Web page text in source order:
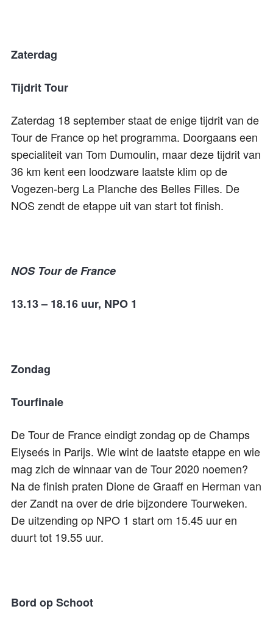
Zaterdag
Tijdrit Tour
Zaterdag 18 september staat de enige tijdrit van de
Tour de France op het programma. Doorgaans een
specialiteit van Tom Dumoulin, maar deze tijdrit van
36 km kent een loodzware laatste klim op de
Vogezen-berg La Planche des Belles Filles. De
NOS zendt de etappe uit van start tot finish.
NOS Tour de France
13.13 – 18.16 uur, NPO 1
Zondag
Tourfinale
De Tour de France eindigt zondag op de Champs
Elyseés in Parijs. Wie wint de laatste etappe en wie
mag zich de winnaar van de Tour 2020 noemen?
Na de finish praten Dione de Graaff en Herman van
der Zandt na over de drie bijzondere Tourweken.
De uitzending op NPO 1 start om 15.45 uur en
duurt tot 19.55 uur.
Bord op Schoot